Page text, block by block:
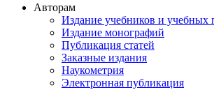
Авторам
Издание учебников и учебных
Издание монографий
Публикация статей
Заказные издания
Наукометрия
Электронная публикация